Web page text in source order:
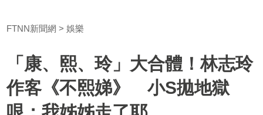
FTNN新聞網 娛樂
「康、熙、玲」大合體！林志玲
作客《不熙娣》 小S拋地獄